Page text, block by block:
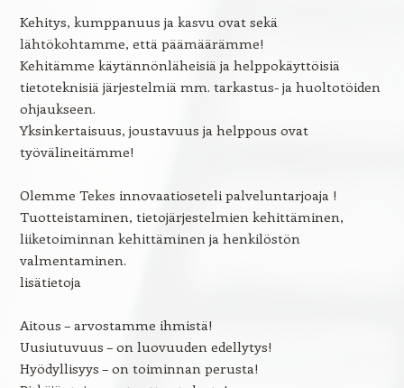
Kehitys, kumppanuus ja kasvu ovat sekä
lähtökohtamme, että päämäärämme!
Kehitämme käytännönläheisiä ja helppokäyttöisiä
tietoteknisiä järjestelmiä mm. tarkastus- ja huoltotöiden
ohjaukseen.
Yksinkertaisuus, joustavuus ja helppous ovat
työvälineitämme!
Olemme Tekes innovaatioseteli palveluntarjoaja !
Tuotteistaminen, tietojärjestelmien kehittäminen,
liiketoiminnan kehittäminen ja henkilöstön
valmentaminen.
lisätietoja
Aitous – arvostamme ihmistä!
Uusiutuvuus – on luovuuden edellytys!
Hyödyllisyys – on toiminnan perusta!